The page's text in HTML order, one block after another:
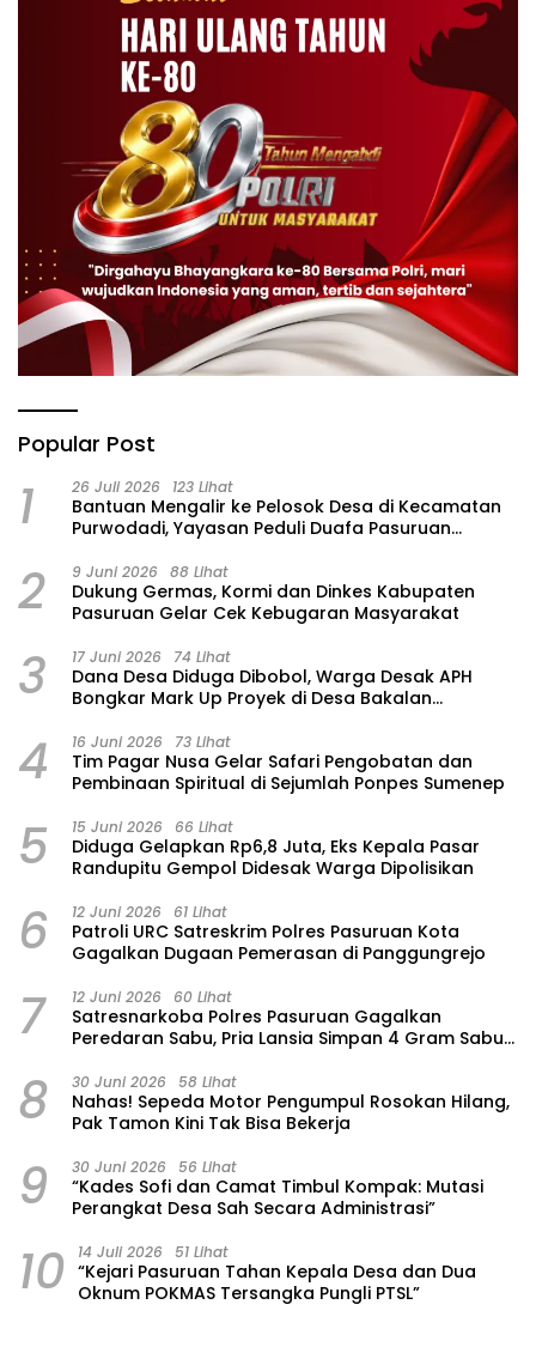
Popular Post
1 26 Juli 2026 123 Lihat
‎Bantuan Mengalir ke Pelosok Desa di Kecamatan
Purwodadi, Yayasan Peduli Duafa Pasuruan
2 9 Juni 2026 88 Lihat
Dukung Germas, Kormi dan Dinkes Kabupaten
Pasuruan Gelar Cek Kebugaran Masyarakat
3 17 Juni 2026 74 Lihat
Dana Desa Diduga Dibobol, Warga Desak APH
Bongkar Mark Up Proyek di Desa Bakalan
4 16 Juni 2026 73 Lihat
Tim Pagar Nusa Gelar Safari Pengobatan dan
Pembinaan Spiritual di Sejumlah Ponpes Sumenep
5 15 Juni 2026 66 Lihat
‎Diduga Gelapkan Rp6,8 Juta, Eks Kepala Pasar
Randupitu Gempol Didesak Warga Dipolisikan
6 12 Juni 2026 61 Lihat
Patroli URC Satreskrim Polres Pasuruan Kota
Gagalkan Dugaan Pemerasan di Panggungrejo
7 12 Juni 2026 60 Lihat
Satresnarkoba Polres Pasuruan Gagalkan
Peredaran Sabu, Pria Lansia Simpan 4 Gram Sabu
8 30 Juni 2026 58 Lihat
‎Nahas! Sepeda Motor Pengumpul Rosokan Hilang,
Pak Tamon Kini Tak Bisa Bekerja
9 30 Juni 2026 56 Lihat
“Kades Sofi dan Camat Timbul Kompak: Mutasi
Perangkat Desa Sah Secara Administrasi”
10 14 Juli 2026 51 Lihat
“Kejari Pasuruan Tahan Kepala Desa dan Dua
Oknum POKMAS Tersangka Pungli PTSL”